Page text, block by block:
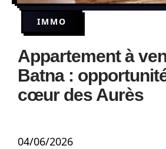
IMMO
Appartement à
Batna :
cœur des Aurès
04/06/2026